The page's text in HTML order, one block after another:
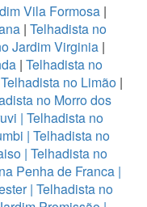
Vila Formosa|
| Telhadista no
Jardim Virginia|
| Telhadista no
Telhadista no Limão |
no Morro dos
| Telhadista no
| Telhadista no
| Telhadista no
Penha de Franca |
| Telhadista no